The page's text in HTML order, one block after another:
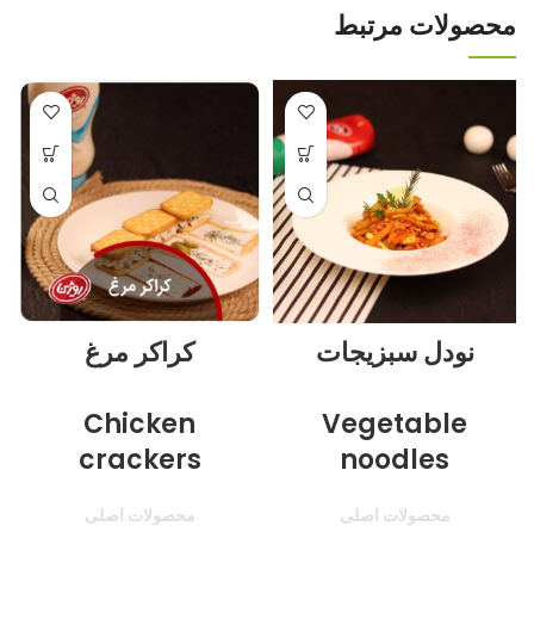
محصولات مرتبط
نودل سبزیجات
Vegetable
noodles
محصولات اصلی
کراکر مرغ
Chicken
crackers
محصولات اصلی